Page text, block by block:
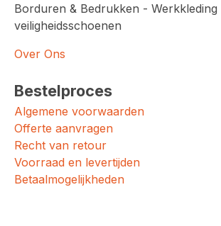
Borduren & Bedrukken - Werkkleding
veiligheidsschoenen
Over Ons
Bestelproces
Algemene voorwaarden
Offerte aanvragen
Recht van retour
Voorraad en levertijden
Betaalmogelijkheden